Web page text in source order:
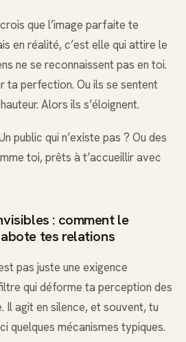
que l’image parfaite te
en réalité, c’est elle qui attire le
ne se reconnaissent pas en toi.
ta perfection. Ou ils se sentent
Alors ils s’éloignent.
public qui n’existe pas ? Ou des
toi, prêts à t’accueillir avec
: comment le
tes relations
pas juste une exigence
qui déforme ta perception des
Il agit en silence, et souvent, tu
quelques mécanismes typiques.